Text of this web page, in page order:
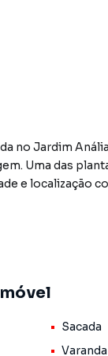
no Jardim
Uma das
e localização
com destaque
o que a
constante e
Sacada
Varanda